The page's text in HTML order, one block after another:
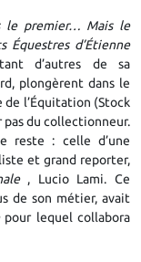
le premier… Mais le
Équestres d’Étienne
d’autres de sa
plongèrent dans le
de l’Équitation (Stock
du collectionneur.
reste : celle d’une
et grand reporter,
, Lucio Lami. Ce
de son métier, avait
pour lequel collabora